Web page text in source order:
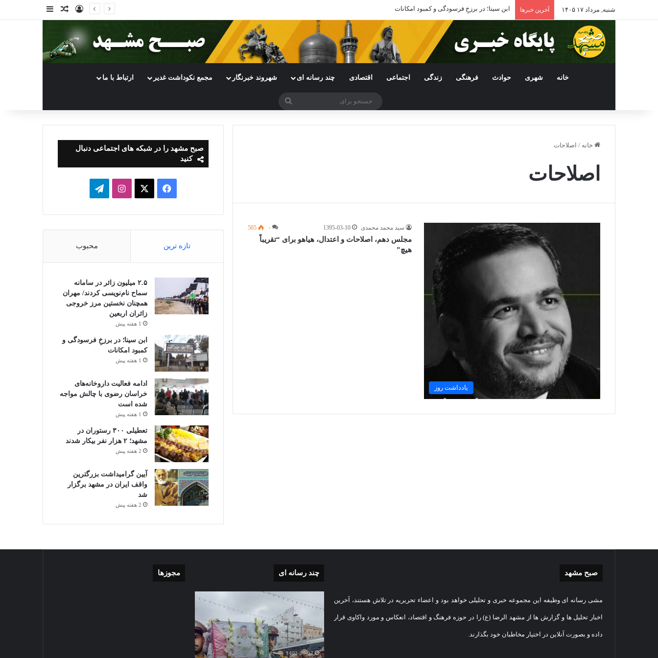
شنبه, مرداد ۱۷ ۱۴۰۵ آخرین خبرها ابن سینا؛ در برزخِ فرسودگی و کمبود امکانات ورودنوشته تصادفی
سایدبار
خانه شهری حوادث فرهنگی زندگی اجتماعی اقتصادی چند رسانه ای شهروند خبرنگار مجمع نکوداشت غدیر ارتباط با ما
جستجو
خانه / اصلاحات
اصلاحات
یادداشت روز
سید محمد محمدی 1395-03-10 ۰ 505
مجلس دهم، اصلاحات و اعتدال، هیاهو برای “تقریباً
هیچ”
صبح مشهد را در شبکه های اجتماعی دنبال
کنید
فیسبوک ایکساینستاگرامتلگرام
تازه ترین محبوب
۲.۵ میلیون زائر در سامانه
سماح نام‌نویسی کردند/ مهران
همچنان نخستین مرز خروجی
زائران اربعین
1 هفته پیش
ابن سینا؛ در برزخِ فرسودگی و
کمبود امکانات
1 هفته پیش
ادامه فعالیت داروخانه‌های
خراسان رضوی با چالش مواجه
شده است
1 هفته پیش
تعطیلی ۳۰۰ رستوران در
مشهد؛ ۲ هزار نفر بیکار شدند
2 هفته پیش
آیین گرامیداشت بزرگترین
واقف ایران در مشهد برگزار
شد
2 هفته پیش
صبح مشهد
مشی رسانه ای وظیفه این مجموعه خبری و تحلیلی خواهد بود و اعضاء تحریریه در تلاش هستند، آخرین
اخبار تحلیل ها و گزارش ها از مشهد الرضا (ع) را در حوزه فرهنگ و اقتصاد، انعکاس و مورد واکاوی قرار
داده و بصورت آنلاین در اختیار مخاطبان خود بگذارند.
چند رسانه ای
گزارش
اقامه
عید
غبارروبی
مضجع
نورانی
تصویری
پیکر
مطهر
شهید
1403-08-07
مجوزها